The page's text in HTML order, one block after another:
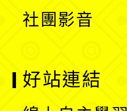
社團影音
好站連結